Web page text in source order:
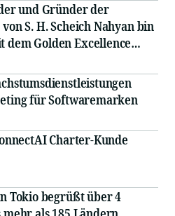
und Gründer der
S. H. Scheich Nahyan bin
Golden Excellence
Leistungen in den
Vermögenswerte und
für Softwaremarken
Charter-Kunde
Tokio begrüßt über 4